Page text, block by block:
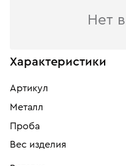
Нет
Характеристики
Артикул
Металл
Проба
Вес изделия